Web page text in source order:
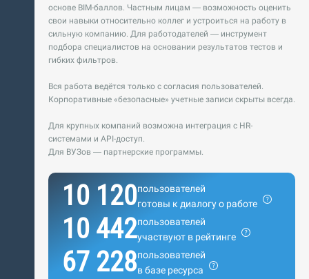
основе BIM-баллов. Частным лицам — возможность оценить
свои навыки относительно коллег и устроиться на работу в
сильную компанию. Для работодателей — инструмент
подбора специалистов на основании результатов тестов и
гибких фильтров.
Вся работа ведётся только с согласия пользователей.
Корпоративные «безопасные» учетные записи скрыты всегда.
Для крупных компаний возможна интеграция с HR-
системами и API-доступ.
Для ВУЗов — партнерские программы.
10 120пользователей
готовы к диалогу о работе
10 442пользователей
участвуют в рейтинге
67 228пользователей
в базе ресурса